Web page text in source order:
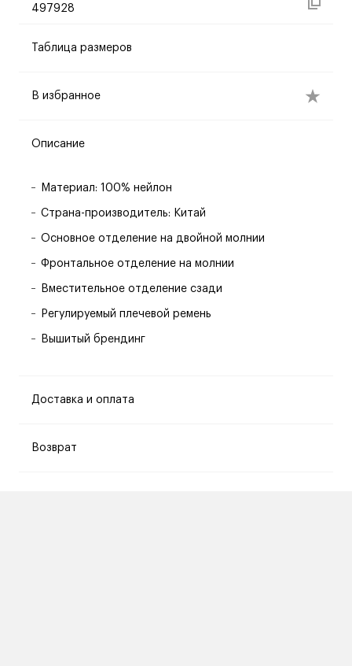
497928
Таблица размеров
В избранное
Описание
Материал: 100% нейлон
Страна-производитель: Китай
Основное отделение на двойной молнии
Фронтальное отделение на молнии
Вместительное отделение сзади
Регулируемый плечевой ремень
Вышитый брендинг
Доставка и оплата
Возврат